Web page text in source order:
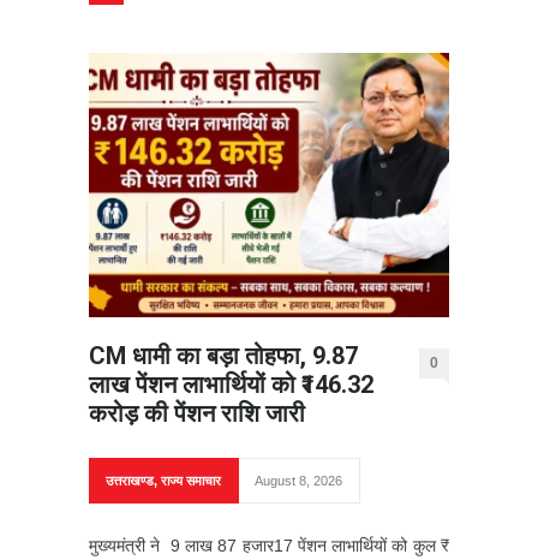
CM धामी का बड़ा तोहफा, 9.87
लाख पेंशन लाभार्थियों को ₹146.32
करोड़ की पेंशन राशि जारी
0
उत्तराखण्ड,राज्य समाचार August 8, 2026
मुख्यमंत्री ने 9 लाख 87 हजार17 पेंशन लाभार्थियों को कुल ₹